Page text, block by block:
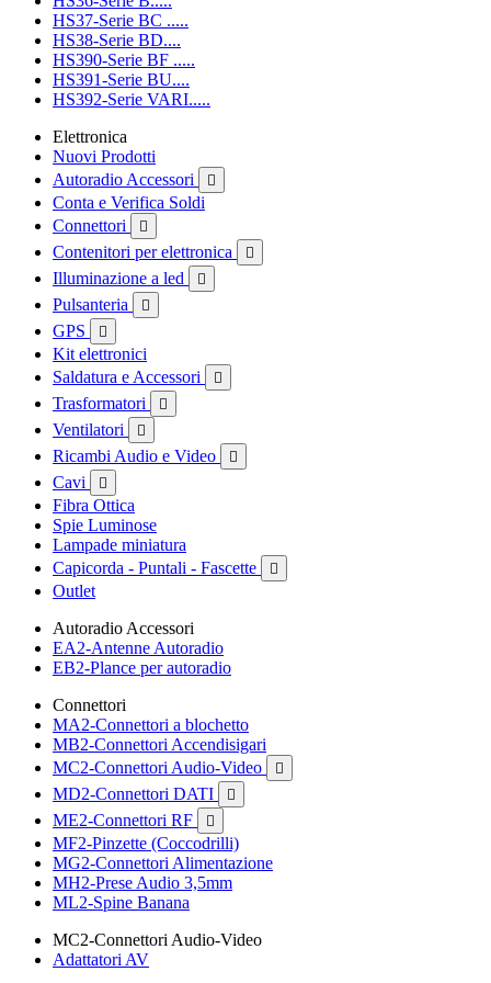
HS37-Serie BC .....
HS38-Serie BD....
HS390-Serie BF .....
HS391-Serie BU....
HS392-Serie VARI.....
Elettronica
Nuovi Prodotti
Autoradio Accessori

Conta e Verifica Soldi
Connettori

Contenitori per elettronica 
Illuminazione a led 
Pulsanteria 
GPS 
Kit elettronici
Saldatura e Accessori

Trasformatori 
Ventilatori 
Ricambi Audio e Video 
Cavi 
Fibra Ottica
Spie Luminose
Lampade miniatura
Capicorda - Puntali - Fascette

Outlet
Autoradio Accessori
EA2-Antenne Autoradio
EB2-Plance per autoradio
Connettori
MA2-Connettori a blochetto
MB2-Connettori Accendisigari
MC2-Connettori Audio-Video

MD2-Connettori DATI 
ME2-Connettori RF 
MF2-Pinzette (Coccodrilli)
MG2-Connettori Alimentazione
MH2-Prese Audio 3,5mm
ML2-Spine Banana
MC2-Connettori Audio-Video
Adattatori AV